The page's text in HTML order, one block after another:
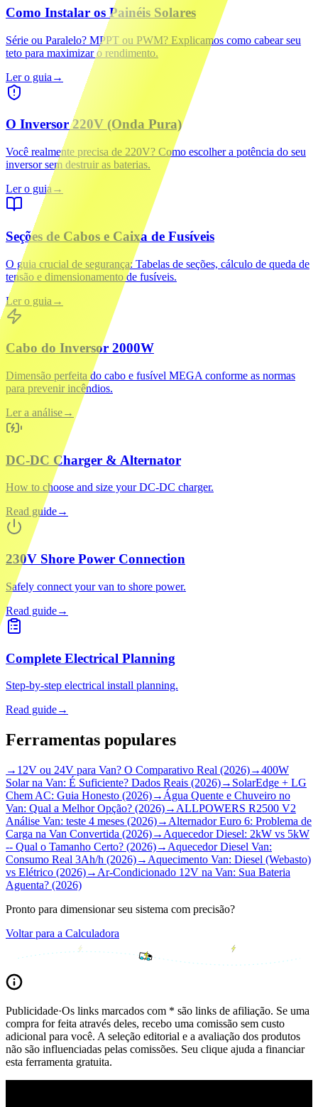
Como Instalar os Painéis Solares
Série ou Paralelo? MPPT ou PWM? Explicamos como cabear seu
teto para maximizar o rendimento.
Ler o guia →
O Inversor 220V (Onda Pura)
Você realmente precisa de 220V? Como escolher a potência do seu
inversor sem destruir as baterias.
Ler o guia →
Seções de Cabos e Caixa de Fusíveis
O guia crucial de segurança: Tabelas de seções, cálculo de queda de
tensão e dimensionamento de fusíveis.
Ler o guia →
Cabo do Inversor 2000W
Dimensão perfeita do cabo e fusível MEGA conforme as normas
para prevenir incêndios.
Ler a análise→
DC-DC Charger & Alternator
How to choose and size your DC-DC charger.
Read guide→
230V Shore Power Connection
Safely connect your van to shore power.
Read guide→
Complete Electrical Planning
Step-by-step electrical install planning.
Read guide→
Ferramentas populares
→ 12V ou 24V para Van? O Comparativo Real (2026)→400W
Solar na Van: É Suficiente? Dados Reais (2026)→ SolarEdge + LG
Chem AC: Guia Honesto (2026)→ Água Quente e Chuveiro no
Van: Qual a Melhor Opção? (2026)→ ALLPOWERS R2500 V2
Análise Van: teste 4 meses (2026)→ Alternador Euro 6: Problema de
Carga na Van Convertida (2026)→ Aquecedor Diesel: 2kW vs 5kW
-- Qual o Tamanho Certo? (2026)→ Aquecedor Diesel Van:
Consumo Real 3Ah/h (2026)→ Aquecimento Van: Diesel (Webasto)
vs Elétrico (2026)→ Ar-Condicionado 12V na Van: Sua Bateria
Aguenta? (2026)
Pronto para dimensionar seu sistema com precisão?
Voltar para a Calculadora
Publicidade·Os links marcados com * são links de afiliação. Se uma
compra for feita através deles, recebo uma comissão sem custo
adicional para você. A seleção editorial e a avaliação dos produtos
não são influenciadas pelas comissões. Seu clique ajuda a financiar
esta ferramenta gratuita.